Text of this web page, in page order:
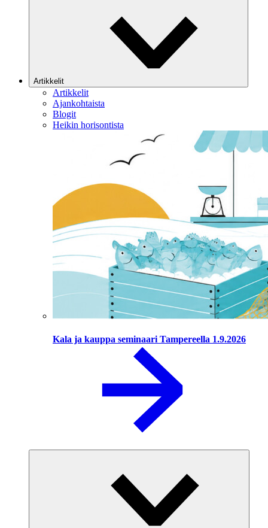
Artikkelit
Artikkelit
Ajankohtaista
Blogit
Heikin horisontista
Kala ja kauppa seminaari Tampereella 1.9.2026